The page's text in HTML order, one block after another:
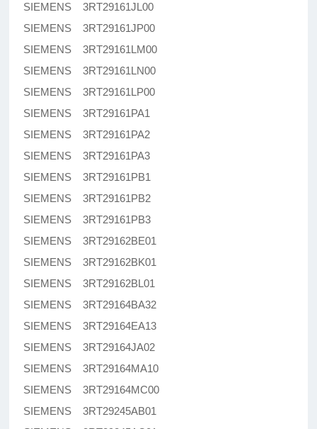
SIEMENS 3RT29161JL00
SIEMENS 3RT29161JP00
SIEMENS 3RT29161LM00
SIEMENS 3RT29161LN00
SIEMENS 3RT29161LP00
SIEMENS 3RT29161PA1
SIEMENS 3RT29161PA2
SIEMENS 3RT29161PA3
SIEMENS 3RT29161PB1
SIEMENS 3RT29161PB2
SIEMENS 3RT29161PB3
SIEMENS 3RT29162BE01
SIEMENS 3RT29162BK01
SIEMENS 3RT29162BL01
SIEMENS 3RT29164BA32
SIEMENS 3RT29164EA13
SIEMENS 3RT29164JA02
SIEMENS 3RT29164MA10
SIEMENS 3RT29164MC00
SIEMENS 3RT29245AB01